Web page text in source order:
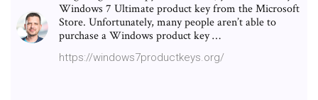
Windows 7 Ultimate product key from the Microsoft
Store. Unfortunately, many people aren’t able to
purchase a Windows product key …
https://windows7productkeys.org/